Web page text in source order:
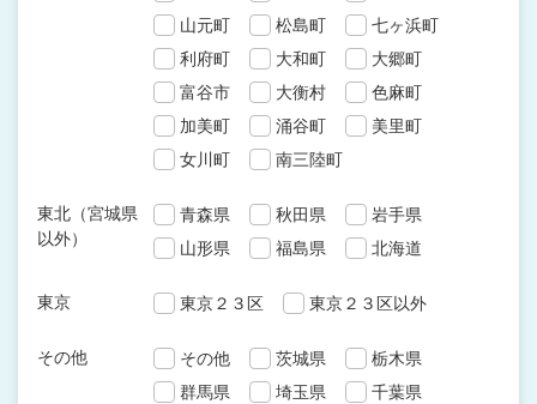
山元町
松島町
七ヶ浜町
利府町
大和町
大郷町
富谷市
大衡村
色麻町
加美町
涌谷町
美里町
女川町
南三陸町
東北（宮城県
以外）
青森県 秋田県
岩手県
山形県
福島県 北海道
東京 東京２３区 東京２３区以外
その他 その他 茨城県
栃木県
群馬県
埼玉県
千葉県